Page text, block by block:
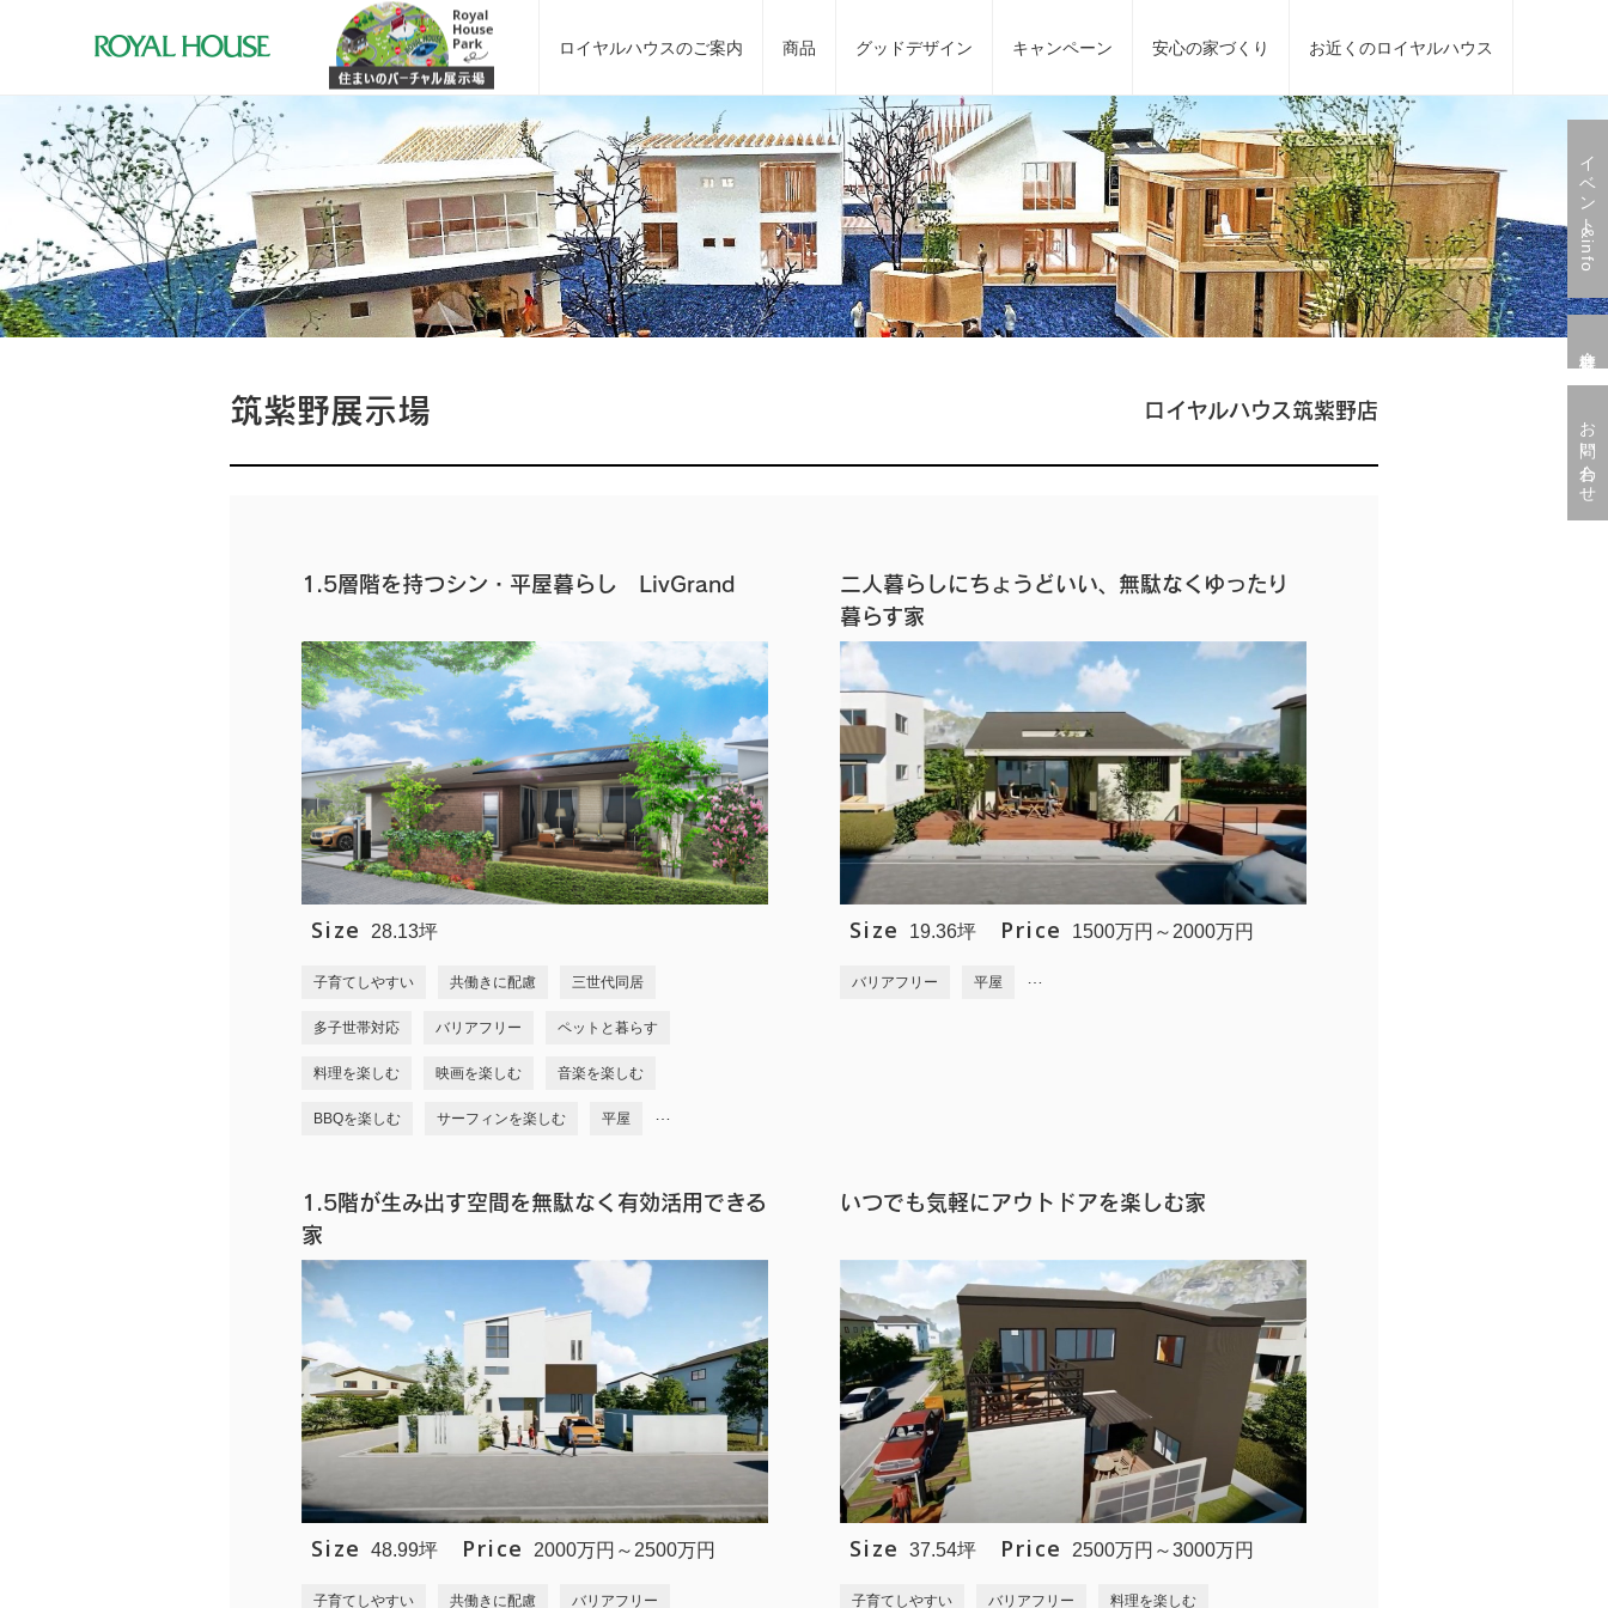
イベント&info
お問い合わせ
お近くのロイヤルハウス
安心の家づくり
キャンペーン
グッドデザイン
商品
ロイヤルハウスのご案内
筑紫野展示場 ロイヤルハウス筑紫野店
1.5層階を持つシン・平屋暮らし LivGrand
Size 28.13坪
子育てしやすい 共働きに配慮 三世代同居
多子世帯対応 バリアフリー ペットと暮らす
料理を楽しむ 映画を楽しむ 音楽を楽しむ
BBQを楽しむ サーフィンを楽しむ 平屋
二人暮らしにちょうどいい、無駄なくゆったり
暮らす家
Size 19.36坪 Price 1500万円～2000万円
バリアフリー 平屋
1.5階が生み出す空間を無駄なく有効活用できる
家
Size 48.99坪 Price 2000万円～2500万円
子育てしやすい 共働きに配慮 バリアフリー
いつでも気軽にアウトドアを楽しむ家
Size 37.54坪 Price 2500万円～3000万円
子育てしやすい バリアフリー 料理を楽しむ